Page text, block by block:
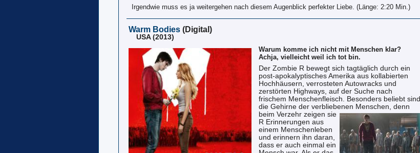
Irgendwie muss es ja weitergehen nach diesem Augenblick perfekter Liebe. (Länge: 2:20 Min.)
Warm Bodies (Digital)
USA (2013)
Warum komme ich nicht mit Menschen klar?
Achja, vielleicht weil ich tot bin.
Der Zombie R bewegt sich tagtäglich durch ein
post-apokalyptisches Amerika aus kollabierten
Hochhäusern, verrosteten Autowracks und
zerstörten Highways, auf der Suche nach
frischem Menschenfleisch. Besonders beliebt sind
die Gehirne der verbliebenen Menschen, denn
beim Verzehr zeigen sie
R Erinnerungen aus
einem Menschenleben
und erinnern ihn daran,
dass er auch einmal ein